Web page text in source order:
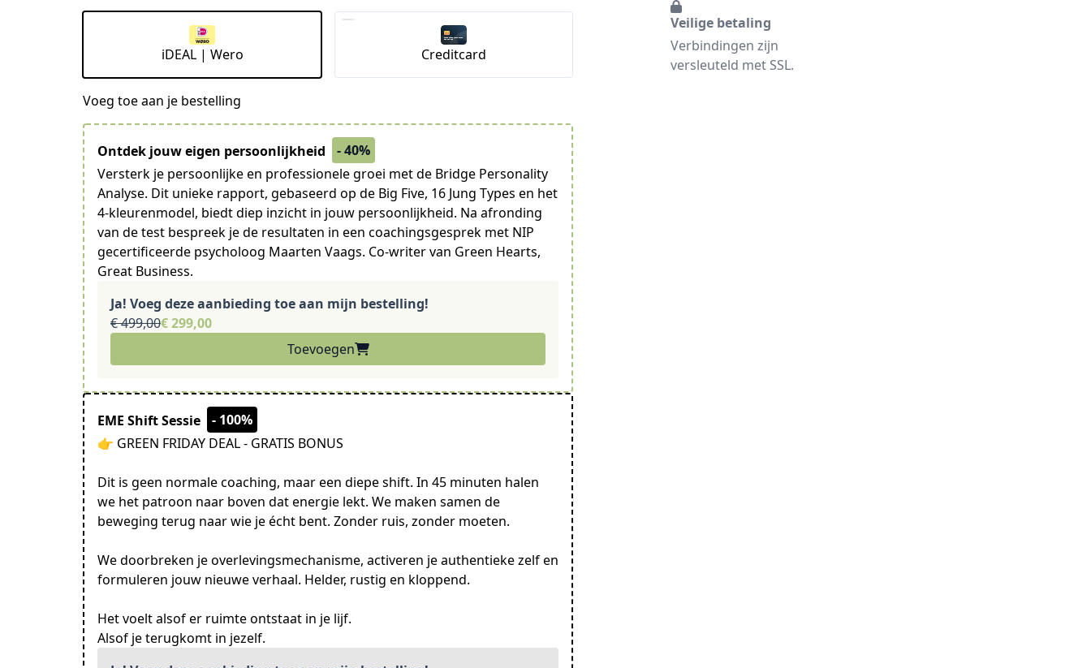
iDEAL | Wero Creditcard
Voeg toe aan je bestelling
Ontdek jouw eigen persoonlijkheid
- 40%
Versterk je persoonlijke en professionele groei met de Bridge Personality
Analyse. Dit unieke rapport, gebaseerd op de Big Five, 16 Jung Types en het
4-kleurenmodel, biedt diep inzicht in jouw persoonlijkheid. Na afronding
van de test bespreek je de resultaten in een coachingsgesprek met NIP
gecertificeerde psycholoog Maarten Vaags. Co-writer van Green Hearts,
Great Business.
Ja! Voeg deze aanbieding toe aan mijn bestelling!
€ 499,00€ 299,00
Toevoegen
EME Shift Sessie
- 100%
👉 GREEN FRIDAY DEAL - GRATIS BONUS
Dit is geen normale coaching, maar een diepe shift. In 45 minuten halen
we het patroon naar boven dat energie lekt. We maken samen de
beweging terug naar wie je écht bent. Zonder ruis, zonder moeten.
We doorbreken je overlevingsmechanisme, activeren je authentieke zelf en
formuleren jouw nieuwe verhaal. Helder, rustig en kloppend.
Het voelt alsof er ruimte ontstaat in je lijf.
Alsof je terugkomt in jezelf.
Veilige betaling
Verbindingen zijn
versleuteld met SSL.